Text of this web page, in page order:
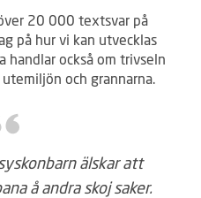
20 000 textsvar på
på hur vi kan utvecklas
handlar också om trivseln
och grannarna.
älskar att
å andra skoj saker.